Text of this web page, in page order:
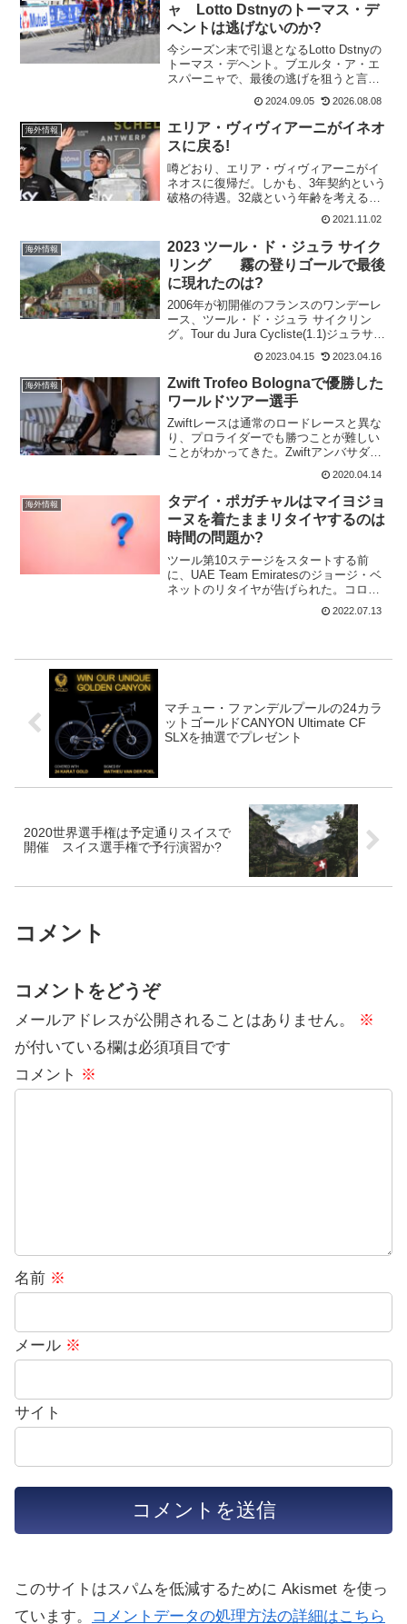
ャ Lotto Dstnyのトーマス・デ
ヘントは逃げないのか?
今シーズン末で引退となるLotto Dstnyの
トーマス・デヘント。ブエルタ・ア・エ
スパーニャで、最後の逃げを狙うと言っ
ていたけれど、ここまで逃げに乗れてい
ない。ブエルタのために食事もかえて、
万全の体制でのぞんでいるだけど、チャ
ンスはないの...
2024.09.05 2026.08.08
海外情報
エリア・ヴィヴィアーニがイネオ
スに戻る!
噂どおり、エリア・ヴィヴィアーニがイ
ネオスに復帰だ。しかも、3年契約という
破格の待遇。32歳という年齢を考えると
イネオスが終着駅となりそうな感じだ
が、2024年のパリ五輪が目標だ。2024年
まで“This feels like coming...
2021.11.02
海外情報
2023 ツール・ド・ジュラ サイク
リング 霧の登りゴールで最後
に現れたのは?
2006年が初開催のフランスのワンデーレ
ース、ツール・ド・ジュラ サイクリン
グ。Tour du Jura Cycliste(1.1)ジュラサイ
クリズムペイデュレバモントクラブが主
催しており、ポリニー、アルボワ、サラ
ンレバンの各自治体で開催さ...
2023.04.15 2023.04.16
海外情報
Zwift Trofeo Bolognaで優勝した
ワールドツアー選手
Zwiftレースは通常のロードレースと異な
り、プロライダーでも勝つことが難しい
ことがわかってきた。Zwiftアンバサダー
であるマチュー・ファンデルプールでも
簡単には勝てないZwiftだ。今回ワールド
ツアーライダーでZwiftに勝利したの
は、...
2020.04.14
海外情報
タデイ・ポガチャルはマイヨジョ
ーヌを着たままリタイヤするのは
時間の問題か?
ツール第10ステージをスタートする前
に、UAE Team Emiratesのジョージ・ベ
ネットのリタイヤが告げられた。コロナ
陽性のためだ。しかし、更に、ラファ
ウ・マイカも陽性だという。だが、ラフ
2022.07.13
マチュー・ファンデルプールの24カラ
ットゴールドCANYON Ultimate CF
SLXを抽選でプレゼント
2020世界選手権は予定通りスイスで
開催 スイス選手権で予行演習か?
コメント
コメントをどうぞ
メールアドレスが公開されることはありません。
※
が付いている欄は必須項目です
コメント ※
名前 ※
メール ※
サイト
このサイトはスパムを低減するために Akismet を使っ
ています。
コメントデータの処理方法の詳細はこちら